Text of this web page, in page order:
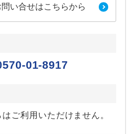
い合せはこちらから
01-8917
ご利用いただけません。